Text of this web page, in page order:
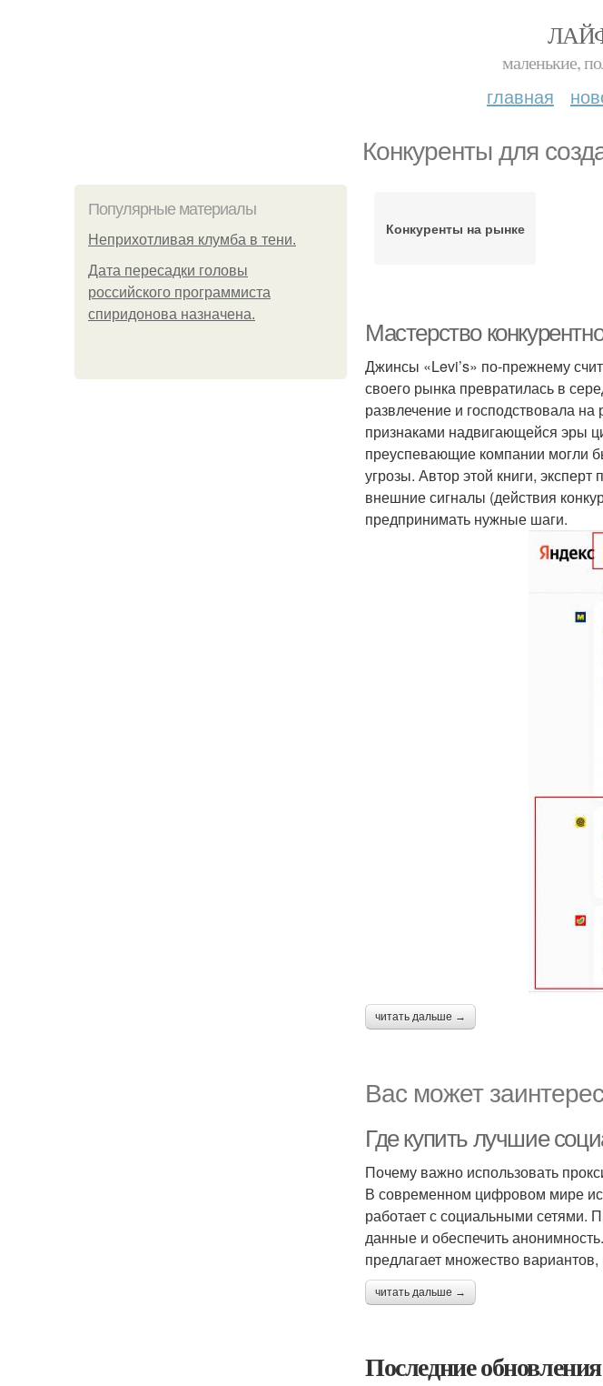
маленькие,
главная
Конкуренты для
Популярные материалы
Неприхотливая клумба в тени.
Дата пересадки головы
российского программиста
спиридонова назначена.
Конкуренты на рынке
Мастерство
Джинсы «Levi’s» по-прежнему
своего рынка превратилась в
развлечение и господствовала
признаками надвигающейся эры
преуспевающие компании могли
угрозы. Автор этой книги,
внешние сигналы (действия
предпринимать нужные шаги.
читать дальше →
Вас может
Где купить лучшие
Почему важно использовать
В современном цифровом мире
работает с социальными сетями.
данные и обеспечить
предлагает множество
читать дальше →
Последние